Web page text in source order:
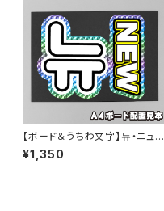
【ボード＆うちわ文字】뉴・ニュー
③NEW 即納 【THE BOYZ】
¥1,350